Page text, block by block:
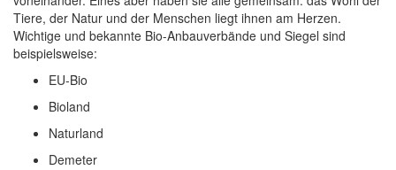
Tiere, der Natur und der Menschen liegt ihnen am Herzen.
Wichtige und bekannte Bio-Anbauverbände und Siegel sind
beispielsweise:
EU-Bio
Bioland
Naturland
Demeter